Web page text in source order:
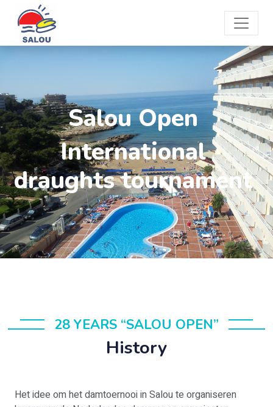
Salou Open
International
draughts tournament
28 YEARS “SALOU OPEN”
History
Het idee om het damtoernooi in Salou te organiseren